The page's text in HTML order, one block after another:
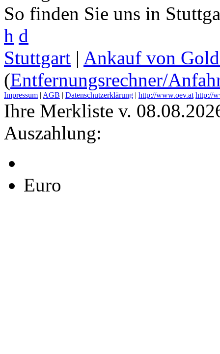
So finden Sie uns in
h d
Stuttgart | Ankauf von
(Entfernungsrechner/
Impressum | AGB | Datenschutzerklärung | http://www.oev.at http://
Ihre Merkliste v.
Auszahlung:
Euro